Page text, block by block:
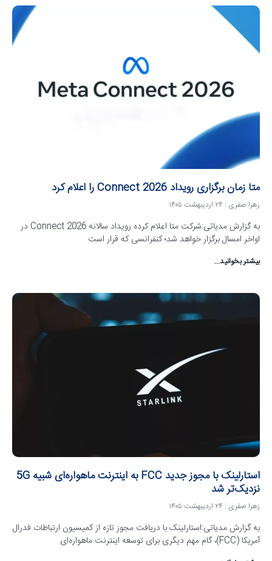
متا زمان برگزاری رویداد Connect 2026 را اعلام کرد
زهرا صفری ۲۴ اردیبهشت ۱۴۰۵
به گزارش مدیاتی:شرکت متا اعلام کرده رویداد سالانه Connect 2026 در
اواخر امسال برگزار خواهد شد؛ کنفرانسی که قرار است
بیشتر بخوانید...
استارلینک با مجوز جدید FCC به اینترنت ماهواره‌ای شبیه 5G
نزدیک‌تر شد
زهرا صفری ۲۴ اردیبهشت ۱۴۰۵
به گزارش مدیاتی:استارلینک با دریافت مجوز تازه از کمیسیون ارتباطات فدرال
آمریکا (FCC)، گام مهم دیگری برای توسعه اینترنت ماهواره‌ای